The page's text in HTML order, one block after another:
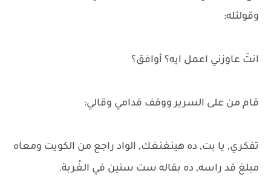
وقولتله:
انتَ عاوزني اعمل ايه؟ أوافق؟
قام من على السرير ووقف قدامي وقالي:
تفكري, يا بت, ده هينغنغك, الواد راجع من الكويت ومعاه
مبلغ قد راسه, ده بقاله ست سنين في الغُربة.